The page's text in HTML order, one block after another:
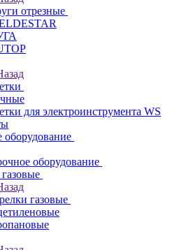
отрезные
для электроинструмента WS
оборудование
оборудование
газовые